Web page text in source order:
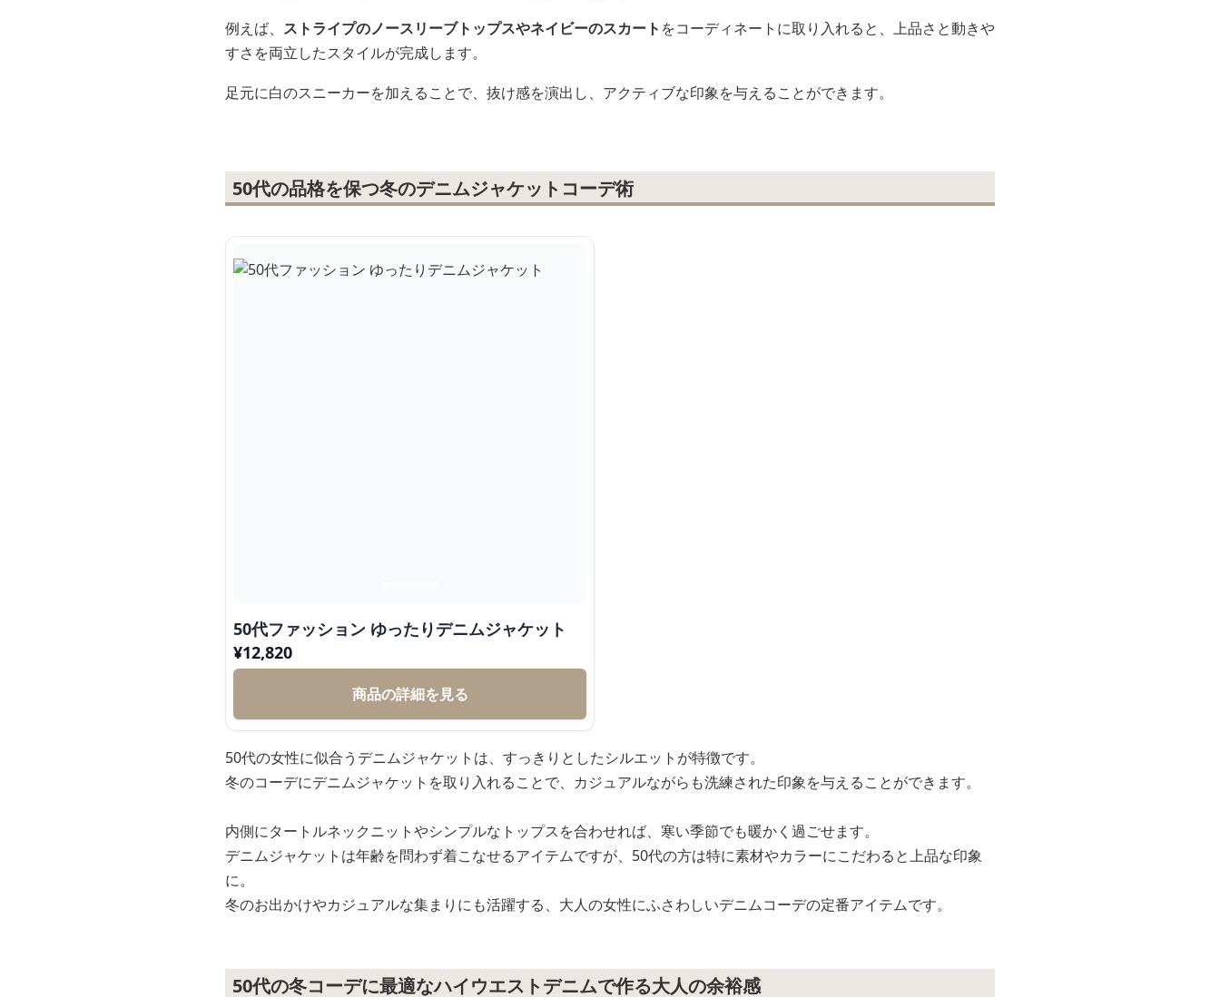
例えば、 ストライプのノースリーブトップスやネイビーのスカート をコーディネートに取り入れると、上品さと動きや
すさを両立したスタイルが完成します。
足元に白のスニーカーを加えることで、抜け感を演出し、アクティブな印象を与えることができます。
50代の品格を保つ冬のデニムジャケットコーデ術
50代ファッション ゆったりデニムジャケット
¥12,820
商品の詳細を見る
50代の女性に似合うデニムジャケットは、すっきりとしたシルエットが特徴です。
冬のコーデにデニムジャケットを取り入れることで、カジュアルながらも洗練された印象を与えることができます。
内側にタートルネックニットやシンプルなトップスを合わせれば、寒い季節でも暖かく過ごせます。
デニムジャケットは年齢を問わず着こなせるアイテムですが、50代の方は特に素材やカラーにこだわると上品な印象
に。
冬のお出かけやカジュアルな集まりにも活躍する、大人の女性にふさわしいデニムコーデの定番アイテムです。
50代の冬コーデに最適なハイウエストデニムで作る大人の余裕感